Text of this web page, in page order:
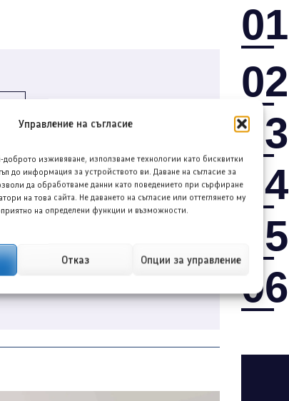
Управление на съгласие
доброто изживяване, използваме технологии като бисквитки
до информация за устройството ви. Даване на съгласие за
да обработваме данни като поведението при сърфиране
на това сайта. Не даването на съгласие или оттеглянето му
на определени функции и възможности.
Отказ Опции за управление
специализиран в
01
02
03
04
05
06